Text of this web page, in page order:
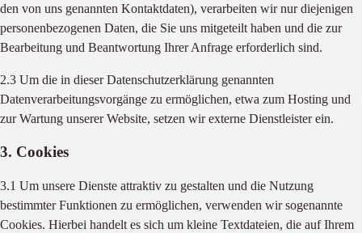
den von uns genannten Kontaktdaten), verarbeiten wir nur diejenigen
personenbezogenen Daten, die Sie uns mitgeteilt haben und die zur
Bearbeitung und Beantwortung Ihrer Anfrage erforderlich sind.
2.3 Um die in dieser Datenschutzerklärung genannten
Datenverarbeitungsvorgänge zu ermöglichen, etwa zum Hosting und
zur Wartung unserer Website, setzen wir externe Dienstleister ein.
3. Cookies
3.1 Um unsere Dienste attraktiv zu gestalten und die Nutzung
bestimmter Funktionen zu ermöglichen, verwenden wir sogenannte
Cookies. Hierbei handelt es sich um kleine Textdateien, die auf Ihrem